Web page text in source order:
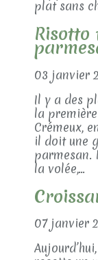
plat sans
03 janvier
Il y a des
la
Crémeux,
il doit une
parmesan.
la volée,...
07 janvier